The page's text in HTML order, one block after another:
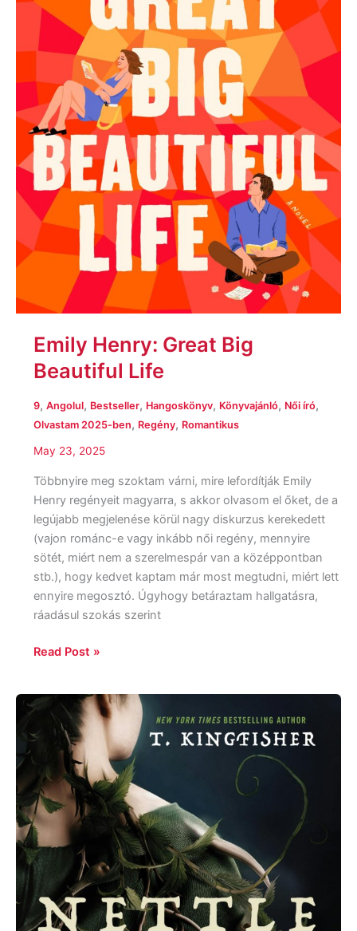
Emily Henry: Great Big
Beautiful Life
9, Angolul, Bestseller, Hangoskönyv, Könyvajánló, Női író,
Olvastam 2025-ben, Regény, Romantikus
May 23, 2025
Többnyire meg szoktam várni, mire lefordítják Emily
Henry regényeit magyarra, s akkor olvasom el őket, de a
legújabb megjelenése körül nagy diskurzus kerekedett
(vajon románc-e vagy inkább női regény, mennyire
sötét, miért nem a szerelmespár van a középpontban
stb.), hogy kedvet kaptam már most megtudni, miért lett
ennyire megosztó. Úgyhogy betáraztam hallgatásra,
ráadásul szokás szerint
Read Post »
T.
Kingfisher:
Nettle
and
Bone